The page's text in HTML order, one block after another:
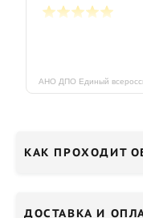
КАК ПРОХОДИТ
ДОСТАВКА И